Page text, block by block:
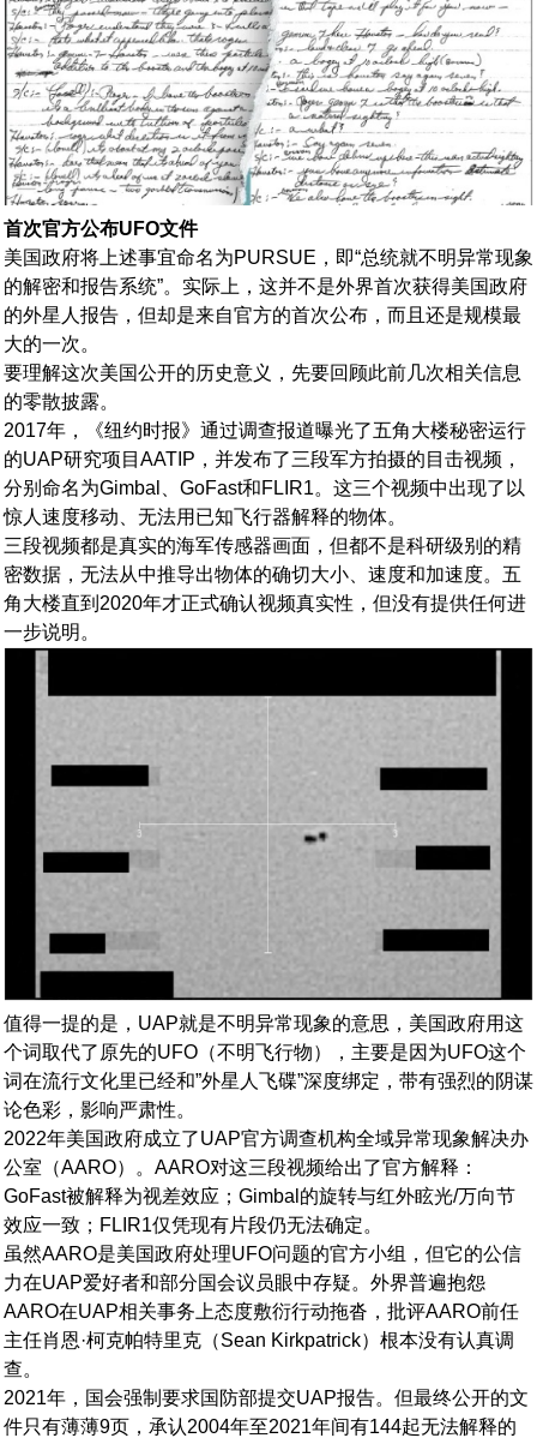
首次官方公布UFO文件
美国政府将上述事宜命名为PURSUE，即“总统就不明异常现象
的解密和报告系统”。实际上，这并不是外界首次获得美国政府
的外星人报告，但却是来自官方的首次公布，而且还是规模最
大的一次。
要理解这次美国公开的历史意义，先要回顾此前几次相关信息
的零散披露。
2017年，《纽约时报》通过调查报道曝光了五角大楼秘密运行
的UAP研究项目AATIP，并发布了三段军方拍摄的目击视频，
分别命名为Gimbal、GoFast和FLIR1。这三个视频中出现了以
惊人速度移动、无法用已知飞行器解释的物体。
三段视频都是真实的海军传感器画面，但都不是科研级别的精
密数据，无法从中推导出物体的确切大小、速度和加速度。五
角大楼直到2020年才正式确认视频真实性，但没有提供任何进
一步说明。
值得一提的是，UAP就是不明异常现象的意思，美国政府用这
个词取代了原先的UFO（不明飞行物），主要是因为UFO这个
词在流行文化里已经和”外星人飞碟”深度绑定，带有强烈的阴谋
论色彩，影响严肃性。
2022年美国政府成立了UAP官方调查机构全域异常现象解决办
公室（AARO）。AARO对这三段视频给出了官方解释：
GoFast被解释为视差效应；Gimbal的旋转与红外眩光/万向节
效应一致；FLIR1仅凭现有片段仍无法确定。
虽然AARO是美国政府处理UFO问题的官方小组，但它的公信
力在UAP爱好者和部分国会议员眼中存疑。外界普遍抱怨
AARO在UAP相关事务上态度敷衍行动拖沓，批评AARO前任
主任肖恩·柯克帕特里克（Sean Kirkpatrick）根本没有认真调
查。
2021年，国会强制要求国防部提交UAP报告。但最终公开的文
件只有薄薄9页，承认2004年至2021年间有144起无法解释的